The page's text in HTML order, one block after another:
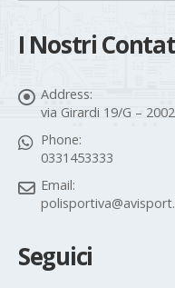
I Nostri
Address:
via Girardi 19/G –
Phone:
0331453333
Email:
Seguici